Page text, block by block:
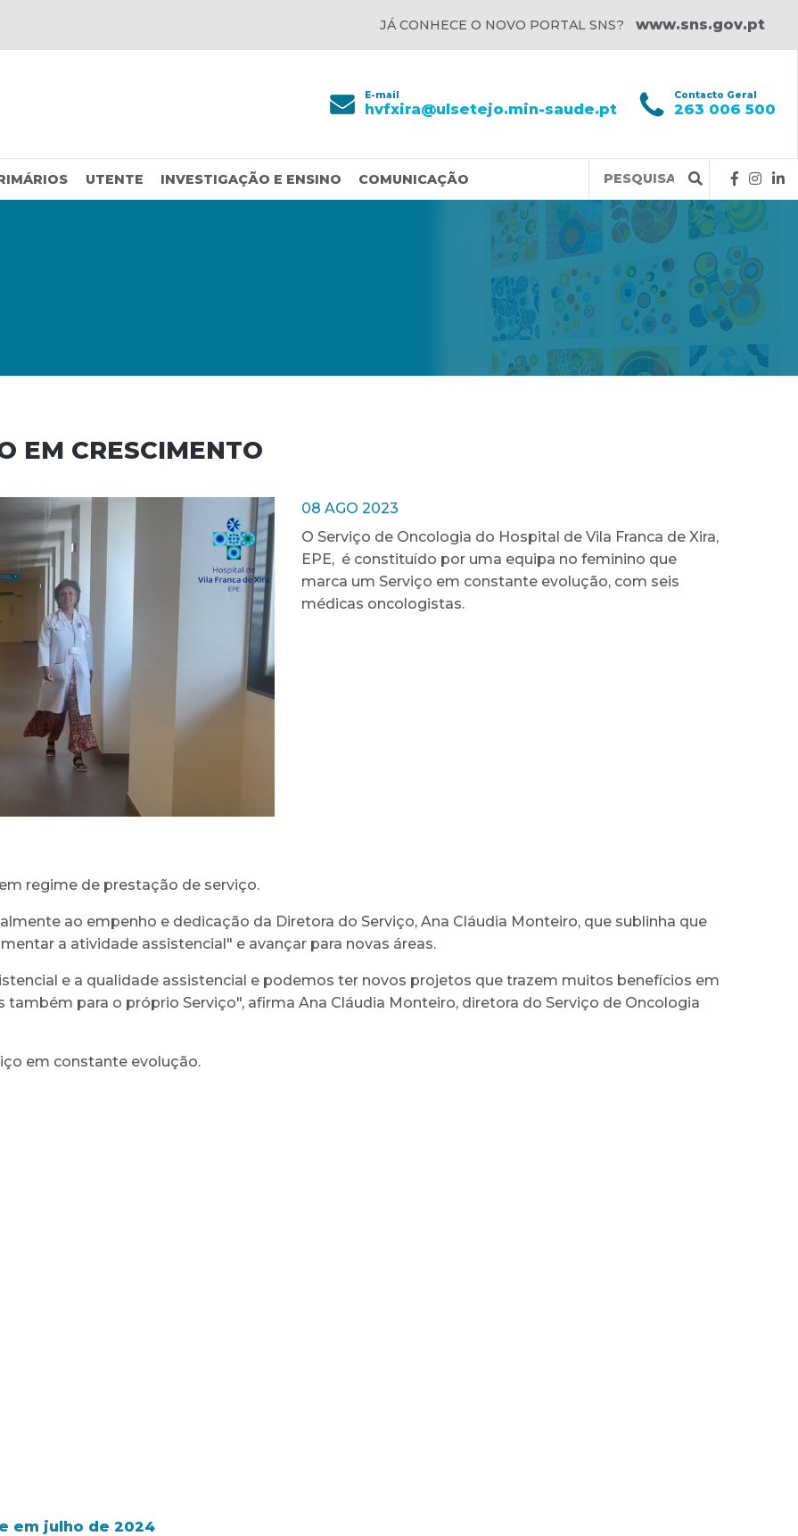
JÁ CONHECE O NOVO PORTAL SNS? www.sns.gov.pt
E-mail
hvfxira@ulsetejo.min-saude.pt
Contacto Geral
263 006 500
UTENTE INVESTIGAÇÃO E ENSINO COMUNICAÇÃO
Query
EM CRESCIMENTO
08 AGO 2023
O Serviço de Oncologia do Hospital de Vila Franca de Xira,
EPE, é constituído por uma equipa no feminino que
marca um Serviço em constante evolução, com seis
médicas oncologistas.
regime de prestação de serviço.
ao empenho e dedicação da Diretora do Serviço, Ana Cláudia Monteiro, que sublinha que
a atividade assistencial" e avançar para novas áreas.
e a qualidade assistencial e podemos ter novos projetos que trazem muitos benefícios em
para o próprio Serviço", afirma Ana Cláudia Monteiro, diretora do Serviço de Oncologia
em constante evolução.
em julho de 2024